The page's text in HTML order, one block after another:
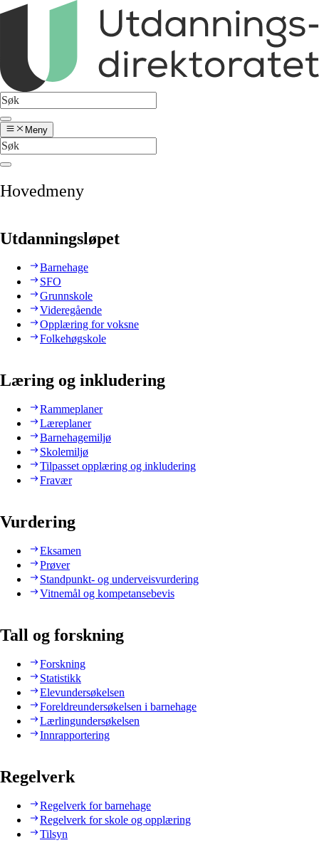
Meny
Hovedmeny
Utdanningsløpet
Barnehage
SFO
Grunnskole
Videregående
Opplæring for voksne
Folkehøgskole
Læring og inkludering
Rammeplaner
Læreplaner
Barnehagemiljø
Skolemiljø
Tilpasset opplæring og inkludering
Fravær
Vurdering
Eksamen
Prøver
Standpunkt- og underveisvurdering
Vitnemål og kompetansebevis
Tall og forskning
Forskning
Statistikk
Elevundersøkelsen
Foreldreundersøkelsen i barnehage
Lærlingundersøkelsen
Innrapportering
Regelverk
Regelverk for barnehage
Regelverk for skole og opplæring
Tilsyn